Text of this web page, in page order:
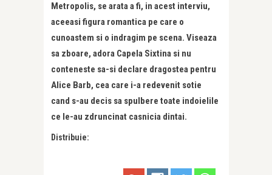
Metropolis, se arata a fi, in acest interviu,
aceeasi figura romantica pe care o
cunoastem si o indragim pe scena. Viseaza
sa zboare, adora Capela Sixtina si nu
conteneste sa-si declare dragostea pentru
Alice Barb, cea care i-a redevenit sotie
cand s-au decis sa spulbere toate indoielile
ce le-au zdruncinat casnicia dintai.
Distribuie: